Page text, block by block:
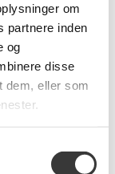
om
partnere inden
og
disse
dem, eller som